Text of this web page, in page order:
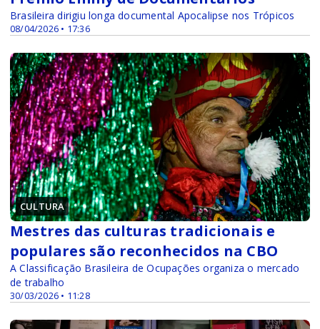
08/04/2026 • 17:36
Brasileira dirigiu longa documental Apocalipse nos Trópicos
CULTURA
30/03/2026 • 11:28
Mestres das culturas tradicionais e
populares são reconhecidos na CBO
A Classificação Brasileira de Ocupações organiza o mercado
de trabalho